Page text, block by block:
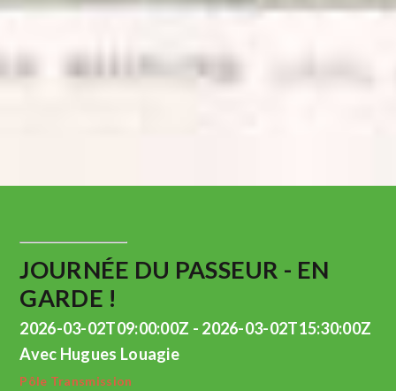
JOURNÉE DU PASSEUR - EN
GARDE !
2026-03-02T09:00:00Z - 2026-03-02T15:30:00Z
Avec Hugues Louagie
Pôle Transmission